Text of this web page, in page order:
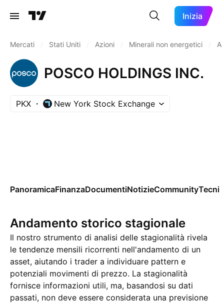
Inizia
Mercati Stati Uniti Azioni Minerali non energetici
POSCO HOLDINGS INC.
PKX New York Stock Exchange
PanoramicaFinanzaDocumentiNotizieCommunity
Andamento storico stagionale
Il nostro strumento di analisi delle stagionalità rivela
le tendenze mensili ricorrenti nell'andamento di un
asset, aiutando i trader a individuare pattern e
potenziali movimenti di prezzo. La stagionalità
fornisce informazioni utili, ma, basandosi su dati
passati, non deve essere considerata una previsione